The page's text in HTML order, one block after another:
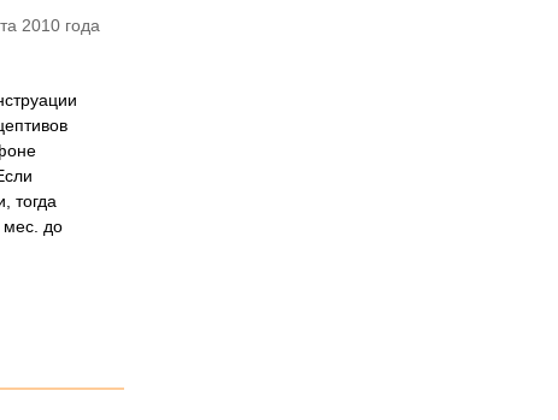
2010 года
тогда
мес. до